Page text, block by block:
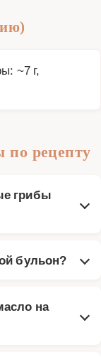
~7 г,
по рецепту
грибы
бульон?
на